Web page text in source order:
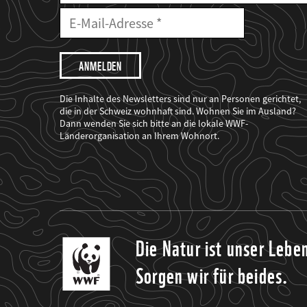
E-
Mailadresse
Mail
Adresse
Ich
möchte,
dass
der
WWF
mich
über
seine
Projekte
informiert.
Die Inhalte des Newsletters sind nur an Personen gerichtet,
die in der Schweiz wohnhaft sind. Wohnen Sie im Ausland?
Dann wenden Sie sich bitte an die lokale WWF-
Länderorganisation an Ihrem Wohnort.
Die Natur ist unser
Sorgen wir für beides.